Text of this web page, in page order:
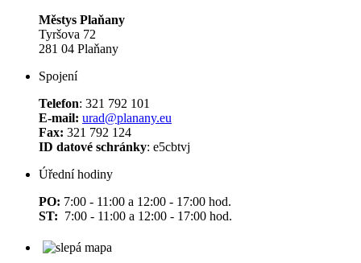
Městys Plaňany
Tyršova 72
281 04 Plaňany
Spojení
Telefon: 321 792 101
E-mail: urad@planany.eu
Fax: 321 792 124
ID datové schránky: e5cbtvj
Úřední hodiny
PO: 7:00 - 11:00 a 12:00 - 17:00 hod.
ST: 7:00 - 11:00 a 12:00 - 17:00 hod.